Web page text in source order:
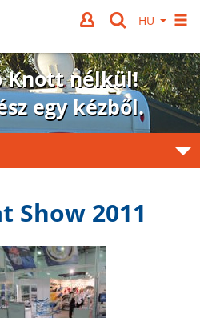
Knott nélkül!
egy kézből.
Show 2011